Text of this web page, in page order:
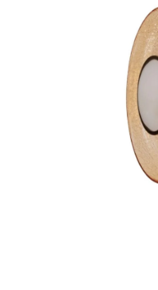
hviezdičiek.